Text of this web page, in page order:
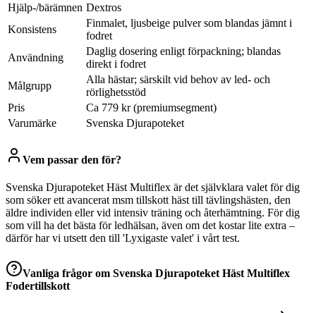
Hjälp-/bärämnen Dextros
Konsistens
Finmalet, ljusbeige pulver som blandas jämnt i
fodret
Användning
Daglig dosering enligt förpackning; blandas
direkt i fodret
Målgrupp
Alla hästar; särskilt vid behov av led- och
rörlighetsstöd
Pris
Ca 779 kr (premiumsegment)
Varumärke
Svenska Djurapoteket
Vem passar den för?
Svenska Djurapoteket Häst Multiflex är det självklara valet för dig
som söker ett avancerat msm tillskott häst till tävlingshästen, den
äldre individen eller vid intensiv träning och återhämtning. För dig
som vill ha det bästa för ledhälsan, även om det kostar lite extra –
därför har vi utsett den till 'Lyxigaste valet' i vårt test.
Vanliga frågor om Svenska Djurapoteket Häst Multiflex
Fodertillskott